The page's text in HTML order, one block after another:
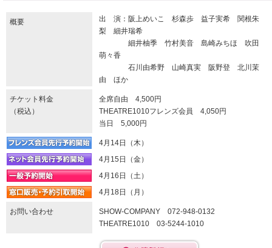
概要
出 演：阪上めいこ 杉森歩 益子実希 関根朱
梨 細井瑞希
細井柚季 竹村美音 島崎みちほ 吹田
萌々香
石川由希野 山崎真実 阪野登 北川茉
由 ほか
チケット料金
（税込）
全席自由 4,500円
THEATRE1010フレンズ会員 4,050円
当日 5,000円
4月14日（木）
4月15日（金）
4月16日（土）
4月18日（月）
お問い合わせ
SHOW-COMPANY 072-948-0132
THEATRE1010 03-5244-1010